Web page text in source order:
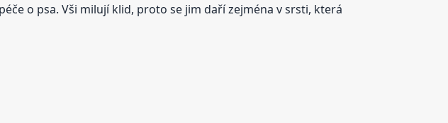
o psa. Vši milují klid, proto se jim daří zejména v srsti, která